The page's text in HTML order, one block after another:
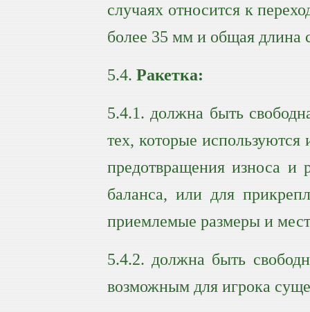
случаях относится к
более 35 мм и общая длина
5.4. Ракетка:
5.4.1. должна быть
тех, которые
предотвращения износа и
баланса, или для
приемлемые размеры и
5.4.2. должна быть
возможным для игрока